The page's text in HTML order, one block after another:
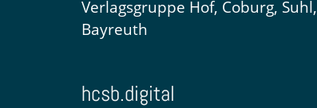
Verlagsgruppe Hof, Coburg, Suhl,
Bayreuth
hcsb.digital